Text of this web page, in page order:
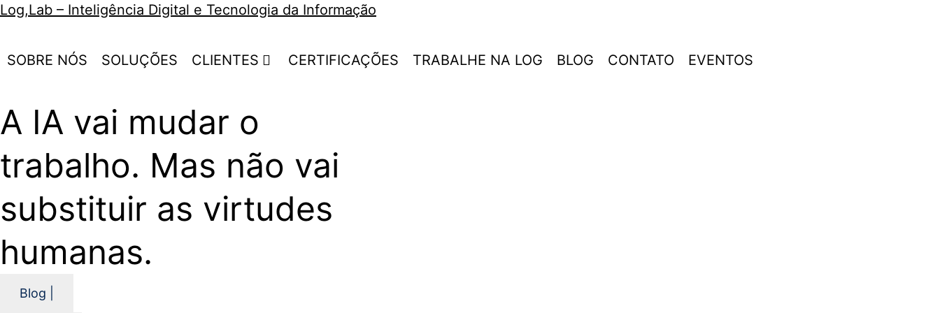
Log,Lab – Inteligência Digital e Tecnologia da Informação
SOBRE NÓS SOLUÇÕES CLIENTES CERTIFICAÇÕES TRABALHE NA LOG BLOG CONTATO EVENTOS
A IA vai mudar o
trabalho. Mas não vai
substituir as virtudes
humanas.
Blog |